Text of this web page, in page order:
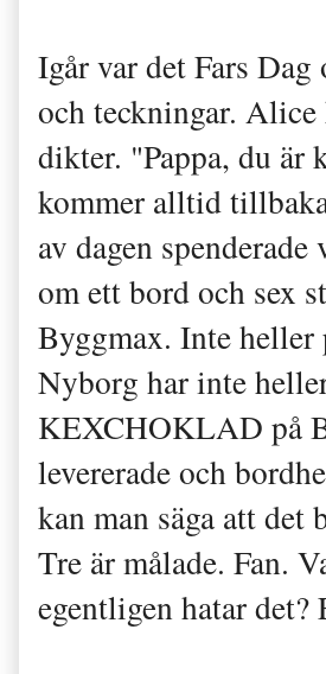
Igår var det Fars
och teckningar.
dikter. "Pappa, du är
kommer alltid
av dagen
om ett bord och sex
Byggmax. Inte
Nyborg har inte
KEXCHOKLAD på
levererade och
kan man säga att
Tre är målade. Fan.
egentligen hatar